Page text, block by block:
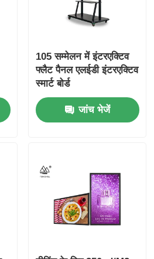
105 सम्मेलन में इंटरएक्टिव
फ्लैट पैनल एलईडी इंटरएक्टिव
स्मार्ट बोर्ड
जांच भेजें